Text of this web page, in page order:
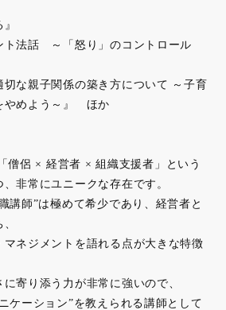
る』
ト法話 ～「怒り」のコントロール
切な親子関係の築き方について ～子育
やめよう～』 ほか
僧侶 × 経営者 × 組織支援者」という
非常にユニークな存在です。
講師”は極めて希少であり、経営者と
ネジメントを語れる点が大きな特徴
寄り添う力が非常に強いので、
ケーション”を教えられる講師として